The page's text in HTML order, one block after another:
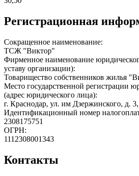
Регистрационная
Сокращенное наименование:
ТСЖ "Виктор"
Фирменное наименование
уставу организации):
Товарищество собственников жилья
Место государственной регистрации
(адрес юридического лица):
г. Краснодар, ул. им Дзержинского, д. 3,
Идентификационный номер
2308175751
ОГРН:
1112308001343
Контакты